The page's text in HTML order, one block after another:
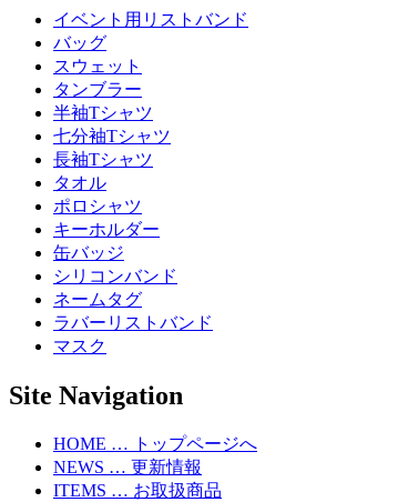
イベント用リストバンド
バッグ
スウェット
タンブラー
半袖Tシャツ
七分袖Tシャツ
長袖Tシャツ
タオル
ポロシャツ
キーホルダー
缶バッジ
シリコンバンド
ネームタグ
ラバーリストバンド
マスク
Site Navigation
HOME … トップページへ
NEWS … 更新情報
ITEMS … お取扱商品